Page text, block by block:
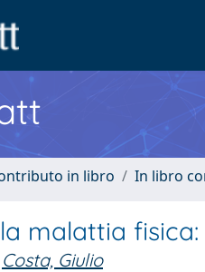
in libro In libro
malattia
Costa, Giulio